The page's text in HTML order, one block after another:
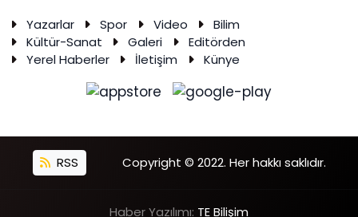
Yazarlar Spor Video
Bilim
Kültür-Sanat
Galeri
Editörden
Yerel Haberler
İletişim Künye
RSS Copyright © 2022. Her hakkı saklıdır.
Haber Yazılımı: TE Bilişim